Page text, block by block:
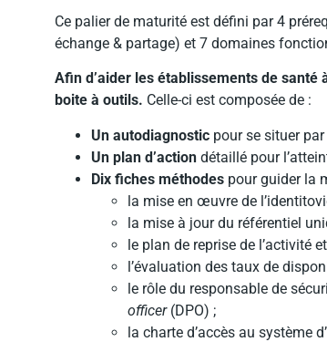
Ce palier de maturité est défini par 4
échange & partage) et 7 domaines
Afin d’aider les établissements de santé
boite à outils. Celle-ci est composée de :
Un autodiagnostic pour se situer
Un plan d’action détaillé pour
Dix fiches méthodes pour guider la
la mise en œuvre de
la mise à jour du référentiel
le plan de reprise de l’activité
l’évaluation des taux de
le rôle du responsable de
officer (DPO) ;
la charte d’accès au système